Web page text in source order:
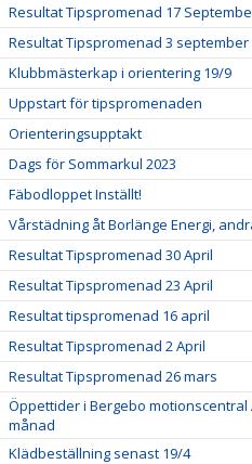
Resultat Tipspromenad 17
Resultat Tipspromenad 3 september
Klubbmästerkap i orientering 19/9
Uppstart för tipspromenaden
Orienteringsupptakt
Dags för Sommarkul 2023
Fäbodloppet Inställt!
Vårstädning åt Borlänge Energi,
Resultat Tipspromenad 30 April
Resultat Tipspromenad 23 April
Resultat tipspromenad 16 april
Resultat Tipspromenad 2 April
Resultat Tipspromenad 26 mars
Öppettider i Bergebo motionscentral
månad
Klädbeställning senast 19/4